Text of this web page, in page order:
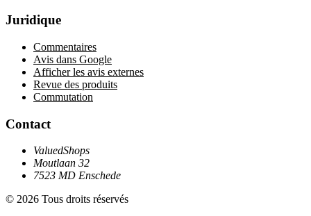
Juridique
Commentaires
Avis dans Google
Afficher les avis externes
Revue des produits
Commutation
Contact
ValuedShops
Moutlaan 32
7523 MD Enschede
© 2026 Tous droits réservés